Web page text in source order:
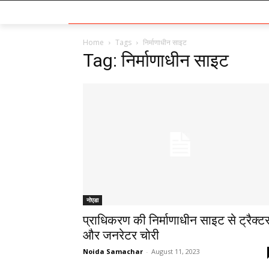
Home Tags निर्माणाधीन साइट
Tag: निर्माणाधीन साइट
नोएडा
प्राधिकरण की निर्माणाधीन साइट से
और जनरेटर चोरी
Noida Samachar - August 11, 2023